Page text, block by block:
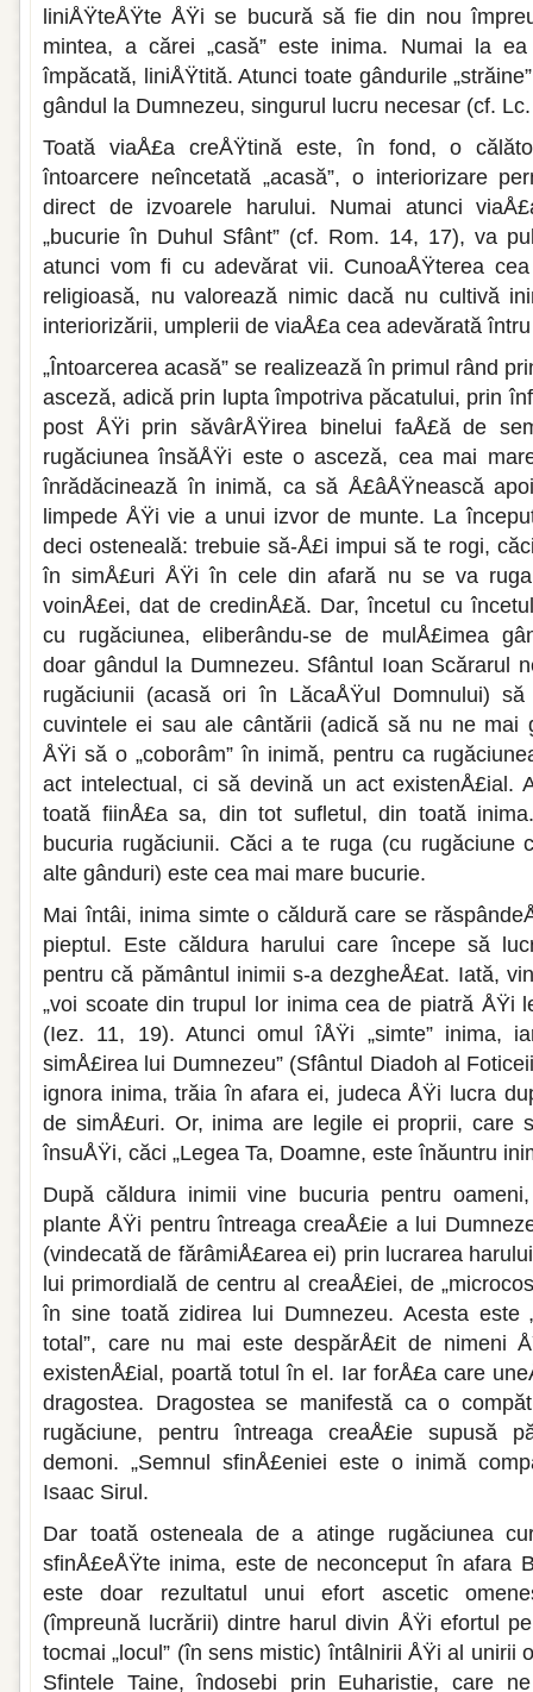
liniÅŸteÅŸte ÅŸi se bucură să fie din nou
mintea, a cărei „casă” este inima. Numai la
împăcată, liniÅŸtită. Atunci toate gândurile
gândul la Dumnezeu, singurul lucru necesar (cf.
Toată viaÅ£a creÅŸtină este, în fond, o
întoarcere neîncetată „acasă”, o interiorizare
direct de izvoarele harului. Numai atunci
„bucurie în Duhul Sfânt” (cf. Rom. 14, 17), va
atunci vom fi cu adevărat vii. CunoaÅŸterea
religioasă, nu valorează nimic dacă nu cultivă
interiorizării, umplerii de viaÅ£a cea adevărată
„Întoarcerea acasă” se realizează în primul rând
asceză, adică prin lupta împotriva păcatului, prin
post ÅŸi prin săvârÅŸirea binelui faÅ£ă de
rugăciunea însăÅŸi este o asceză, cea mai
înrădăcinează în inimă, ca să Å£âÅŸnească
limpede ÅŸi vie a unui izvor de munte. La
deci osteneală: trebuie să-Å£i impui să te rogi,
în simÅ£uri ÅŸi în cele din afară nu se va
voinÅ£ei, dat de credinÅ£ă. Dar, încetul cu
cu rugăciunea, eliberându-se de mulÅ£imea
doar gândul la Dumnezeu. Sfântul Ioan Scărarul
rugăciunii (acasă ori în LăcaÅŸul Domnului)
cuvintele ei sau ale cântării (adică să nu ne mai
ÅŸi să o „coborâm” în inimă, pentru ca
act intelectual, ci să devină un act existenÅ£ial.
toată fiinÅ£a sa, din tot sufletul, din toată
bucuria rugăciunii. Căci a te ruga (cu rugăciune
alte gânduri) este cea mai mare bucurie.
Mai întâi, inima simte o căldură care se
pieptul. Este căldura harului care începe să
pentru că pământul inimii s-a dezgheÅ£at. Iată,
„voi scoate din trupul lor inima cea de piatră ÅŸi
(Iez. 11, 19). Atunci omul îÅŸi „simte” inima,
simÅ£irea lui Dumnezeu” (Sfântul Diadoh al
ignora inima, trăia în afara ei, judeca ÅŸi lucra
de simÅ£uri. Or, inima are legile ei proprii, care
însuÅŸi, căci „Legea Ta, Doamne, este înăuntru
După căldura inimii vine bucuria pentru
plante ÅŸi pentru întreaga creaÅ£ie a lui
(vindecată de fărâmiÅ£area ei) prin lucrarea
lui primordială de centru al creaÅ£iei, de
în sine toată zidirea lui Dumnezeu. Acesta este
total”, care nu mai este despărÅ£it de nimeni
existenÅ£ial, poartă totul în el. Iar forÅ£a care
dragostea. Dragostea se manifestă ca o
rugăciune, pentru întreaga creaÅ£ie supusă
demoni. „Semnul sfinÅ£eniei este o inimă
Isaac Sirul.
Dar toată osteneala de a atinge rugăciunea
sfinÅ£eÅŸte inima, este de neconceput în afara
este doar rezultatul unui efort ascetic
(împreună lucrării) dintre harul divin ÅŸi efortul
tocmai „locul” (în sens mistic) întâlnirii ÅŸi al unirii
Sfintele Taine, îndosebi prin Euharistie, care